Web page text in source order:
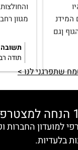
וללא ספק אחזור לרכוש
שתפרגני לנו >
בלעדיות.